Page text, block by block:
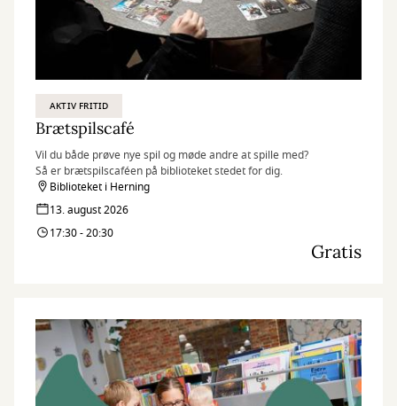
AKTIV FRITID
Brætspilscafé
Vil du både prøve nye spil og møde andre at spille med?
Så er brætspilscaféen på biblioteket stedet for dig.
Biblioteket i Herning
13. august 2026
17:30 - 20:30
Gratis